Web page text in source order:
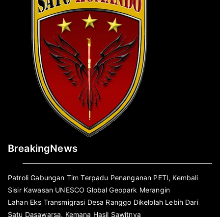
BreakingNews
Patroli Gabungan Tim Terpadu Penanganan PETI, Kembali
Sisir Kawasan UNESCO Global Geopark Merangin
Lahan Eks Transmigrasi Desa Ranggo Dikelolah Lebih Dari
Satu Dasawarsa, Kemana Hasil Sawitnya